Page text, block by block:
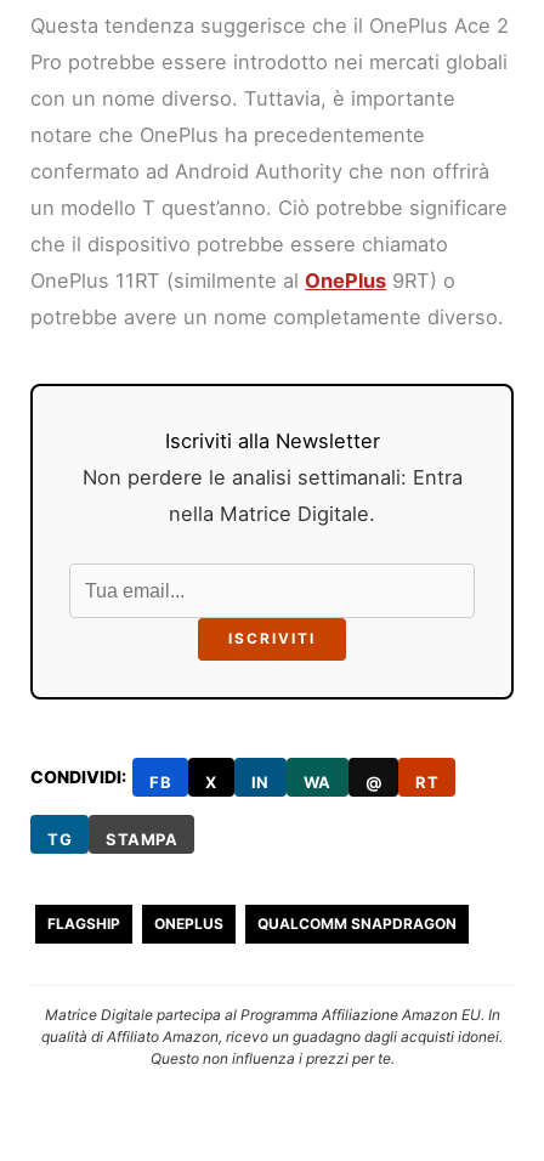
Questa tendenza suggerisce che il OnePlus Ace 2
Pro potrebbe essere introdotto nei mercati globali
con un nome diverso. Tuttavia, è importante
notare che OnePlus ha precedentemente
confermato ad Android Authority che non offrirà
un modello T quest’anno. Ciò potrebbe significare
che il dispositivo potrebbe essere chiamato
OnePlus 11RT (similmente alOnePlus 9RT) o
potrebbe avere un nome completamente diverso.
Iscriviti alla Newsletter
Non perdere le analisi settimanali: Entra
nella Matrice Digitale.
ISCRIVITI
CONDIVIDI: FB X IN WA @ RT
TG STAMPA
FLAGSHIP ONEPLUS QUALCOMM SNAPDRAGON
Matrice Digitale partecipa al Programma Affiliazione Amazon EU. In
qualità di Affiliato Amazon, ricevo un guadagno dagli acquisti idonei.
Questo non influenza i prezzi per te.